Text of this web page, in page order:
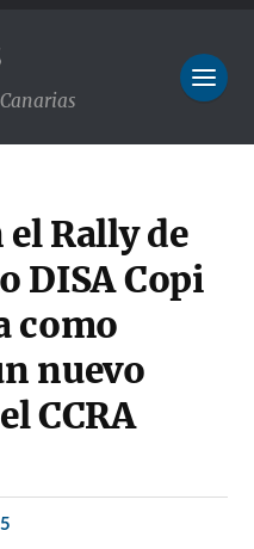
Rally de
DISA Copi
como
nuevo
CCRA